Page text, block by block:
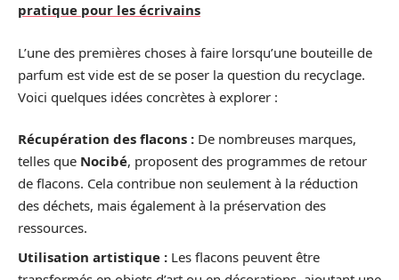
pratique pour les écrivains
L’une des premières choses à faire lorsqu’une bouteille de
parfum est vide est de se poser la question du recyclage.
Voici quelques idées concrètes à explorer :
Récupération des flacons : De nombreuses marques,
telles que Nocibé, proposent des programmes de retour
de flacons. Cela contribue non seulement à la réduction
des déchets, mais également à la préservation des
ressources.
Utilisation artistique : Les flacons peuvent être